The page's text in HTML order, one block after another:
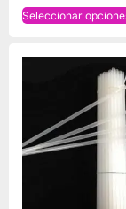
Seleccionar